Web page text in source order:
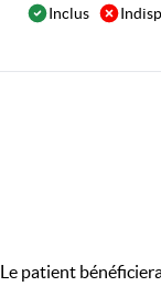
Inclus
Le patient